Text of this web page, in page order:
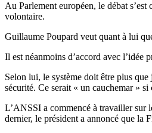
Au Parlement européen, le débat
volontaire.
Guillaume Poupard veut quant à lui
Il est néanmoins d’accord avec l’idée
Selon lui, le système doit être plus
sécurité. Ce serait « un cauchemar »
L’ANSSI a commencé à travailler sur
dernier, le président a annoncé que la